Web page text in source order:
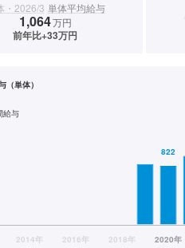
・2026/3 単体平均給与
1,064万円
前年比+33万円
（単体）
給与